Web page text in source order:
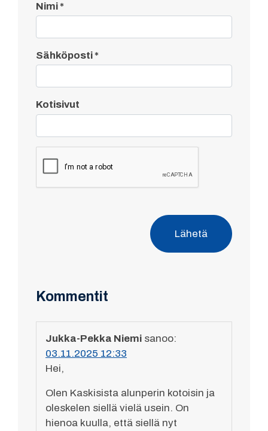
Nimi*
Sähköposti*
Kotisivut
Lähetä
Kommentit
Jukka-Pekka Niemi sanoo:
03.11.2025 12:33
Hei,
Olen Kaskisista alunperin kotoisin ja
oleskelen siellä vielä usein. On
hienoa kuulla, että siellä nyt